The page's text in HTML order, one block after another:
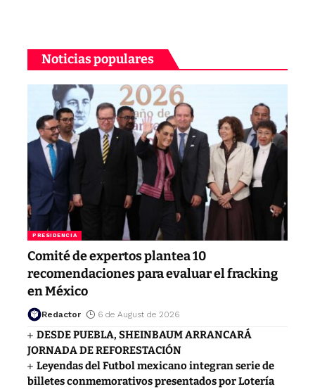
Noticias populares
PRESIDENCIA
Comité de expertos plantea 10
recomendaciones para evaluar el fracking
en México
Redactor 6 de August de 2026
DESDE PUEBLA, SHEINBAUM ARRANCARÁ
JORNADA DE REFORESTACIÓN
Leyendas del Futbol mexicano integran serie de
billetes conmemorativos presentados por Lotería